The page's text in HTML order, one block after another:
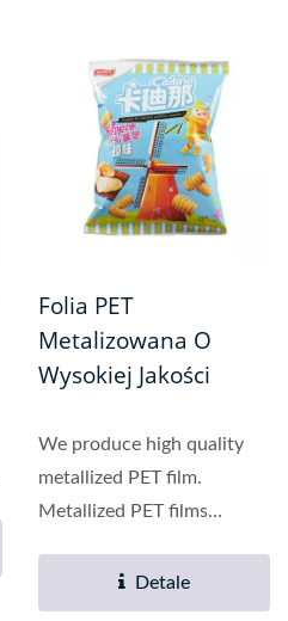
Folia PET
Metalizowana O
Wysokiej Jakości
We produce high quality
metallized PET film.
Metallized PET films
Aluminum...Detale